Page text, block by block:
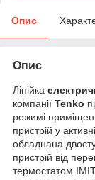
Опис
Опис
Лінійка
компанії Tenko
режимі
пристрій у
обладнана
пристрій від
термостатом